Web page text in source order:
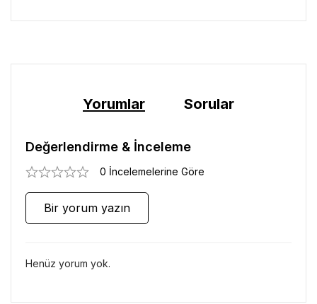
Yorumlar Sorular
Değerlendirme & İnceleme
0 İncelemelerine Göre
Bir yorum yazın
Henüz yorum yok.